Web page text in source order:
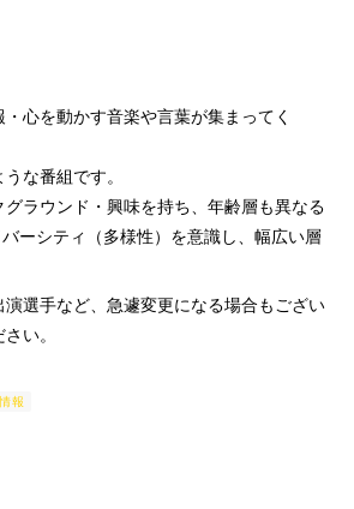
心を動かす音楽や言葉が集まってく
な番組です。
ラウンド・興味を持ち、年齢層も異なる
ーシティ（多様性）を意識し、幅広い層
選手など、急遽変更になる場合もござい
い。
報